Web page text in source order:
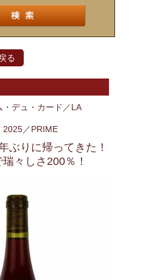
る
デュ・カード／LA
／PRIME
ぶりに帰ってきた！
々しさ200％！